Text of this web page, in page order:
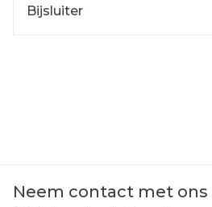
Bijsluiter
Neem contact met ons